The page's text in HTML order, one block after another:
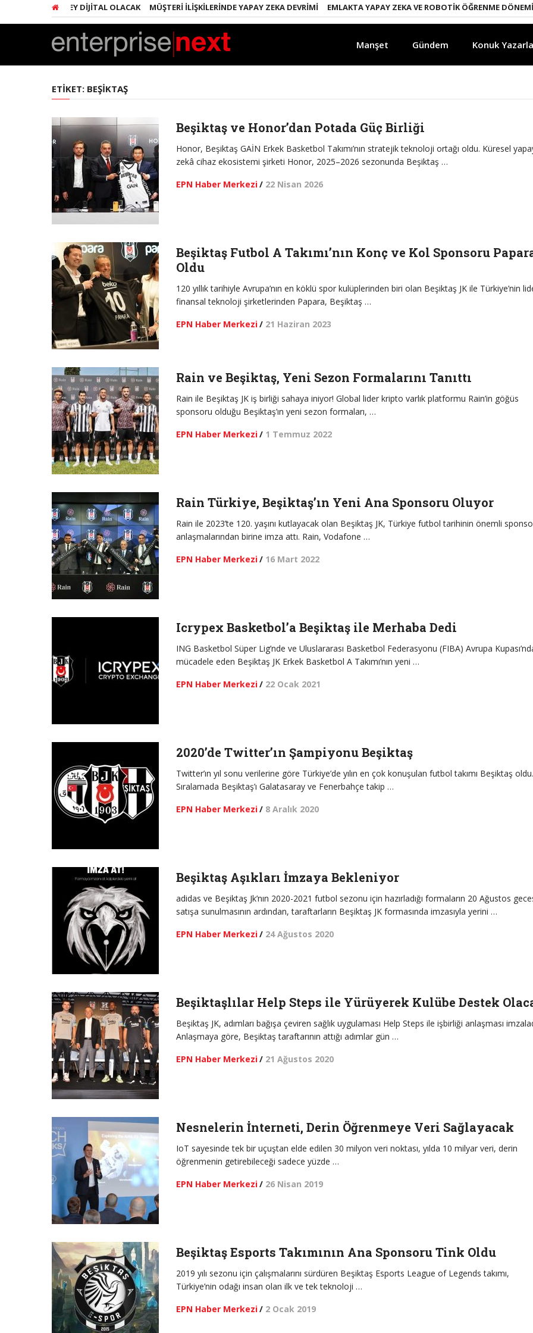
HER ŞEY DIJITAL OLACAK MÜŞTERI İLIŞKILERINDE YAPAY ZEKA DEVRIMI EMLAKTA YAPAY ZEKA VE ROBOTIK ÖĞRENME DÖNEMI
Manşet Gündem Konuk
ETIKET: BEŞIKTAŞ
Beşiktaş ve Honor’dan Potada Güç Birliği
Honor, Beşiktaş GAİN Erkek Basketbol Takımı’nın stratejik teknoloji ortağı oldu. Küresel
zekâ cihaz ekosistemi şirketi Honor, 2025–2026 sezonunda Beşiktaş …
EPN Haber Merkezi/ 22 Nisan 2026
Beşiktaş Futbol A Takımı’nın Konç ve Kol Sponsoru
Oldu
120 yıllık tarihiyle Avrupa’nın en köklü spor kulüplerinden biri olan Beşiktaş JK ile Türkiye’nin
finansal teknoloji şirketlerinden Papara, Beşiktaş …
EPN Haber Merkezi/ 21 Haziran 2023
Rain ve Beşiktaş, Yeni Sezon Formalarını Tanıttı
Rain ile Beşiktaş JK iş birliği sahaya iniyor! Global lider kripto varlık platformu Rain’in göğüs
sponsoru olduğu Beşiktaş’ın yeni sezon formaları, …
EPN Haber Merkezi/ 1 Temmuz 2022
Rain Türkiye, Beşiktaş’ın Yeni Ana Sponsoru Oluyor
Rain ile 2023’te 120. yaşını kutlayacak olan Beşiktaş JK, Türkiye futbol tarihinin önemli
anlaşmalarından birine imza attı. Rain, Vodafone …
EPN Haber Merkezi/ 16 Mart 2022
Icrypex Basketbol’a Beşiktaş ile Merhaba Dedi
ING Basketbol Süper Lig’nde ve Uluslararası Basketbol Federasyonu (FIBA) Avrupa
mücadele eden Beşiktaş JK Erkek Basketbol A Takımı’nın yeni …
EPN Haber Merkezi/ 22 Ocak 2021
2020’de Twitter’ın Şampiyonu Beşiktaş
Twitter’ın yıl sonu verilerine göre Türkiye’de yılın en çok konuşulan futbol takımı Beşiktaş oldu.
Sıralamada Beşiktaş’ı Galatasaray ve Fenerbahçe takip …
EPN Haber Merkezi/ 8 Aralık 2020
Beşiktaş Aşıkları İmzaya Bekleniyor
adidas ve Beşiktaş Jk’nın 2020-2021 futbol sezonu için hazırladığı formaların 20 Ağustos
satışa sunulmasının ardından, taraftarların Beşiktaş JK formasında imzasıyla yerini …
EPN Haber Merkezi/ 24 Ağustos 2020
Beşiktaşlılar Help Steps ile Yürüyerek Kulübe Destek
Beşiktaş JK, adımları bağışa çeviren sağlık uygulaması Help Steps ile işbirliği anlaşması
Anlaşmaya göre, Beşiktaş taraftarının attığı adımlar gün …
EPN Haber Merkezi/ 21 Ağustos 2020
Nesnelerin İnterneti, Derin Öğrenmeye Veri Sağlayacak
IoT sayesinde tek bir uçuştan elde edilen 30 milyon veri noktası, yılda 10 milyar veri, derin
öğrenmenin getirebileceği sadece yüzde …
EPN Haber Merkezi/ 26 Nisan 2019
Beşiktaş Esports Takımının Ana Sponsoru Tink Oldu
2019 yılı sezonu için çalışmalarını sürdüren Beşiktaş Esports League of Legends takımı,
Türkiye’nin odağı insan olan ilk ve tek teknoloji …
EPN Haber Merkezi/ 2 Ocak 2019